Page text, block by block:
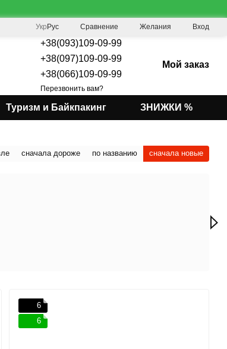
Укр Рус Сравнение Желания Вход
+38(093)109-09-99
+38(097)109-09-99
+38(066)109-09-99
Перезвонить вам?
Мой заказ
Туризм и Байкпакинг ЗНИЖКИ %
сначала дороже по названию сначала новые
6
6